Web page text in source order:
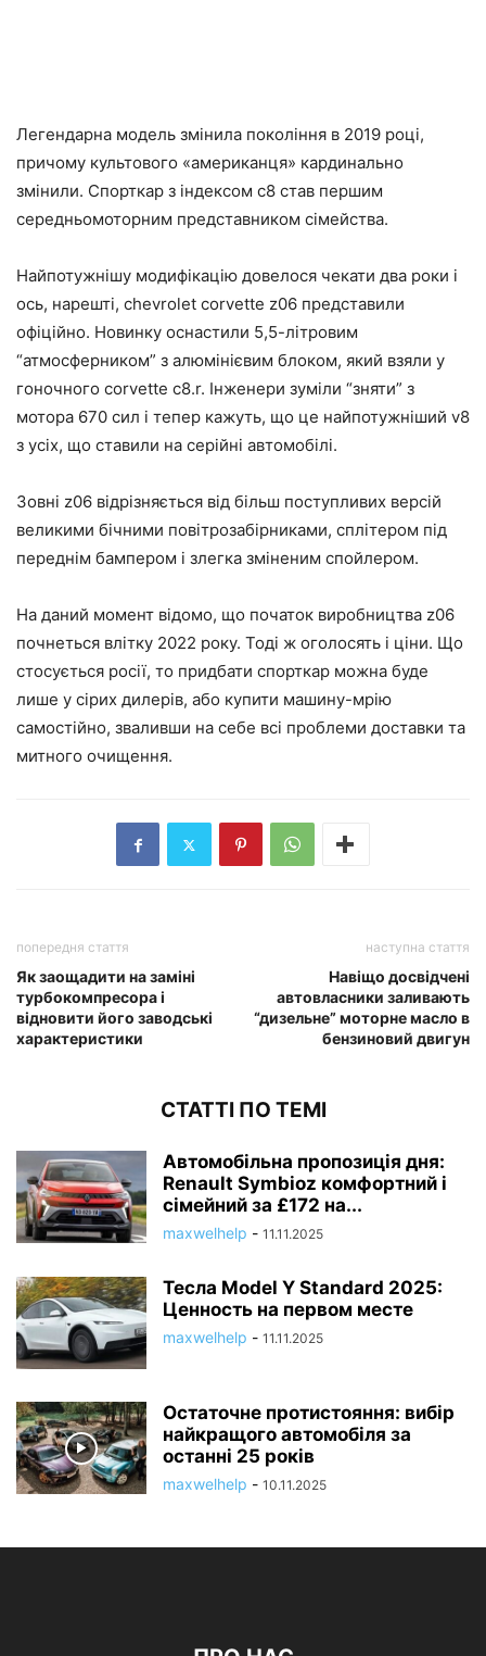
Легендарна модель змінила покоління в 2019 році,
причому культового «американця» кардинально
змінили. Спорткар з індексом c8 став першим
середньомоторним представником сімейства.
Найпотужнішу модифікацію довелося чекати два роки і
ось, нарешті, chevrolet corvette z06 представили
офіційно. Новинку оснастили 5,5-літровим
“атмосферником” з алюмінієвим блоком, який взяли у
гоночного corvette c8.r. Інженери зуміли “зняти” з
мотора 670 сил і тепер кажуть, що це найпотужніший v8
з усіх, що ставили на серійні автомобілі.
Зовні z06 відрізняється від більш поступливих версій
великими бічними повітрозабірниками, сплітером під
переднім бампером і злегка зміненим спойлером.
На даний момент відомо, що початок виробництва z06
почнеться влітку 2022 року. Тоді ж оголосять і ціни. Що
стосується росії, то придбати спорткар можна буде
лише у сірих дилерів, або купити машину-мрію
самостійно, зваливши на себе всі проблеми доставки та
митного очищення.
попередня стаття
Як заощадити на заміні
турбокомпресора і
відновити його заводські
характеристики
наступна стаття
Навіщо досвідчені
автовласники заливають
“дизельне” моторне масло в
бензиновий двигун
СТАТТІ ПО ТЕМІ
Автомобільна пропозиція дня:
Renault Symbioz комфортний і
сімейний за £172 на...
maxwelhelp - 11.11.2025
Тесла Model Y Standard 2025:
Ценность на первом месте
maxwelhelp - 11.11.2025
Остаточне протистояння: вибір
найкращого автомобіля за
останні 25 років
maxwelhelp - 10.11.2025